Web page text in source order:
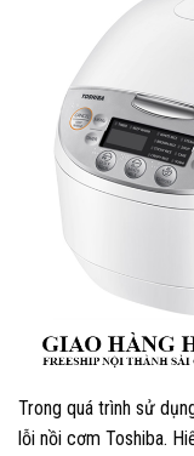
Trong quá trình sử
lỗi nồi cơm Toshiba.